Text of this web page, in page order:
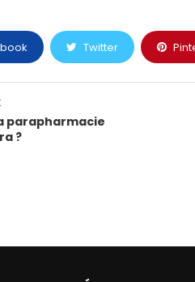
Twitter
parapharmacie
?